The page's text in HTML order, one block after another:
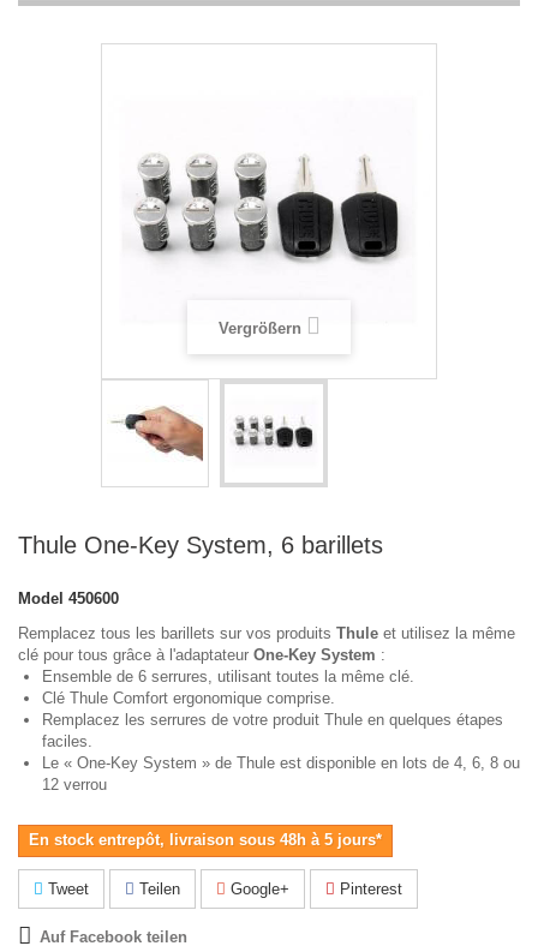
Vergrößern
Thule One-Key System, 6 barillets
Model 450600
Remplacez tous les barillets sur vos produits Thule et utilisez la même
clé pour tous grâce à l'adaptateur One-Key System :
Ensemble de 6 serrures, utilisant toutes la même clé.
Clé Thule Comfort ergonomique comprise.
Remplacez les serrures de votre produit Thule en quelques étapes
faciles.
Le « One-Key System » de Thule est disponible en lots de 4, 6, 8 ou
12 verrou
En stock entrepôt, livraison sous 48h à 5 jours*
Tweet Teilen Google+ Pinterest
Auf Facebook teilen